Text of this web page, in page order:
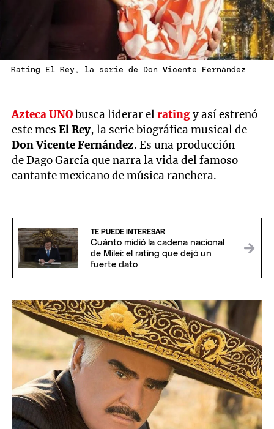
Rating El Rey, la serie de Don Vicente Fernández
Azteca UNObusca liderar elratingy así estrenó
este mesEl Rey, la serie biográfica musical de
Don Vicente Fernández. Es una producción
de Dago García que narra la vida del famoso
cantante mexicano de música ranchera.
TE PUEDE INTERESAR
Cuánto midió la cadena nacional
de Milei: el rating que dejó un
fuerte dato